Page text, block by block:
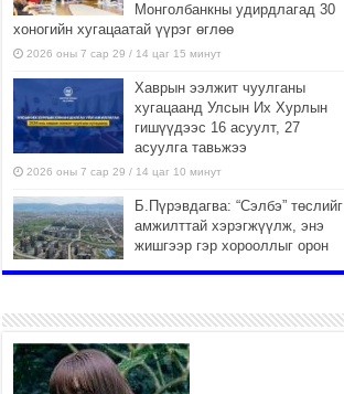
Монголбанкны удирдлагад 30
хоногийн хугацаатай үүрэг өглөө
2026 оны 7 сар 29 / 14 цаг 15 минут
Хаврын ээлжит чуулганы
хугацаанд Улсын Их Хурлын
гишүүдээс 16 асуулт, 27
асуулга тавьжээ
2026 оны 7 сар 29 / 14 цаг 10 минут
Б.Пүрэвдагва: “Сэлбэ” төслийг
амжилттай хэрэгжүүлж, энэ
жишгээр гэр хорооллыг орон
Иргэд нийгмийн харилцаа,
хөдөлмөр эрхлэхэд
тулгамдаж буй асуудлаа УИХ-
ын гишүүнд уламжиллаа